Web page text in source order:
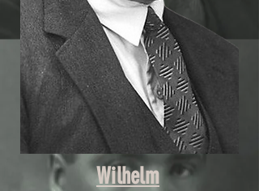
a Gestão De Pessoas e a
Clínica. Sinto orgulho do
legado e honrada pelas
sementes plantadas em
cada aluno que esteve
comigo - alguns deles se
Wilhelm